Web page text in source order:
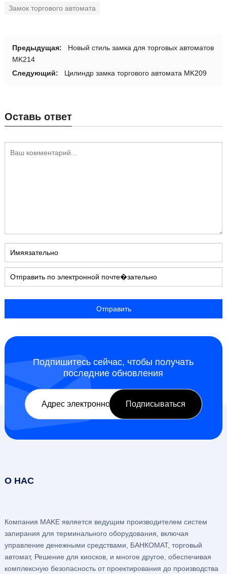
Замок торгового автомата
Предыдущая:
Новый стиль замка для торговых автоматов
MK214
Следующий:
Цилиндр замка торгового автомата MK209
Оставь ответ
Подпишитесь сейчас, чтобы получать
последние обновления
О НАС
Компания MAKE является ведущим производителем систем
запирания для терминального оборудования, включая
управление денежными средствами, БАНКОМАТ, торговый
автомат, Решение для киосков, и многое другое, обеспечивая
комплексную безопасность от проектирования до производства